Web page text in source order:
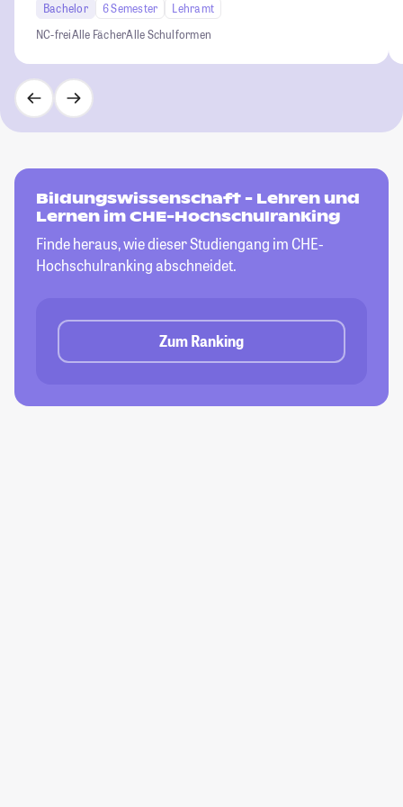
Bachelor 6 Semester
Lehramt
NC-freiAlle FächerAlle Schulformen
Bildungswissenschaft - Lehren und
Lernen im CHE-Hochschulranking
Finde heraus, wie dieser Studiengang im CHE-
Hochschulranking abschneidet.
Zum Ranking